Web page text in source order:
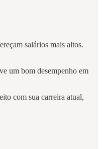
salários mais altos.
um bom desempenho em
com sua carreira atual,